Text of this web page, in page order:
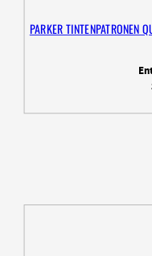
PARKER TINTENPATRONEN